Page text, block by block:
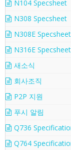
N104 Specsheet
N308 Specsheet
N308E Specsheet
N316E Specsheet
새소식
회사조직
P2P 지원
푸시 알림
Q736
Q764